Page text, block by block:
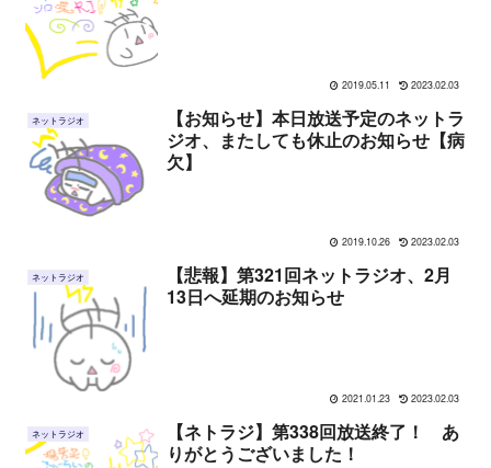
2019.05.11 2023.02.03
ネットラジオ
【お知らせ】本日放送予定のネットラ
ジオ、またしても休止のお知らせ【病
欠】
2019.10.26 2023.02.03
ネットラジオ
【悲報】第321回ネットラジオ、2月
13日へ延期のお知らせ
2021.01.23 2023.02.03
ネットラジオ
【ネトラジ】第338回放送終了！ あ
りがとうございました！